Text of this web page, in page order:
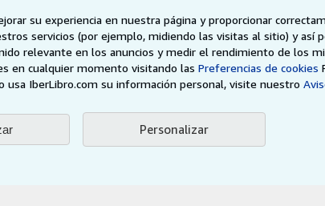
su experiencia en nuestra página y proporcionar
servicios (por ejemplo, midiendo las visitas al sitio) y así
relevante en los anuncios y medir el rendimiento de los
en cualquier momento visitando las Preferencias de cookies
usa IberLibro.com su información personal, visite nuestro
Personalizar
AbeBooks.fr AbeBooks.it AbeBooks Aus/
BookFinder.com